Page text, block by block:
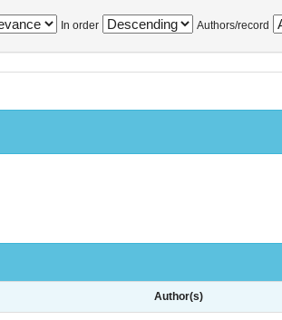
In order Authors/record
Author(s)